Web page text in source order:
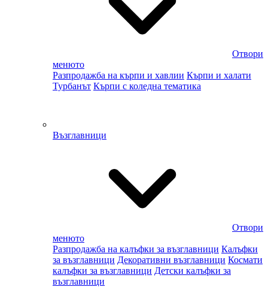
Отвори
менюто
Разпродажба на кърпи и хавлии Кърпи и халати
Турбанът Кърпи с коледна тематика
Възглавници
Отвори
менюто
Разпродажба на калъфки за възглавници Калъфки
за възглавници Декоративни възглавници Космати
калъфки за възглавници Детски калъфки за
възглавници